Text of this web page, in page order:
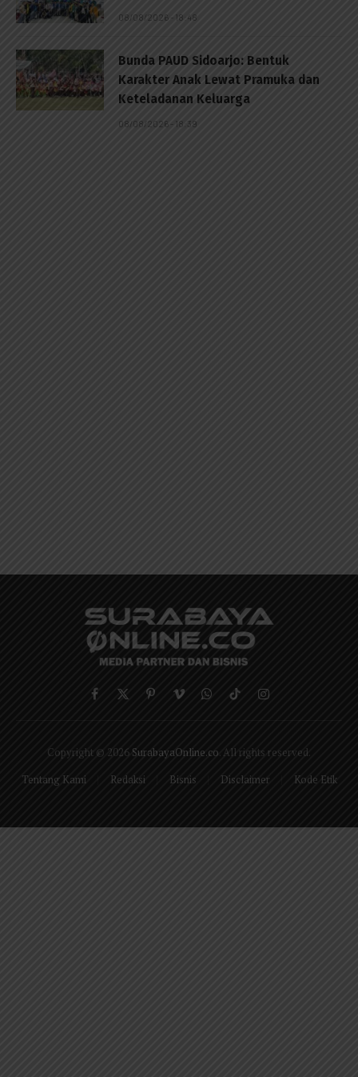
08/08/2026 - 18:48
Bunda PAUD Sidoarjo: Bentuk
Karakter Anak Lewat Pramuka dan
Keteladanan Keluarga
08/08/2026 - 18:39
Facebook
X
PinterestVimeoWhatsApp
TikTokInstagram
Copyright © 2026 SurabayaOnline.co . All rights reserved.
Tentang Kami
Redaksi Bisnis Disclaimer Kode Etik